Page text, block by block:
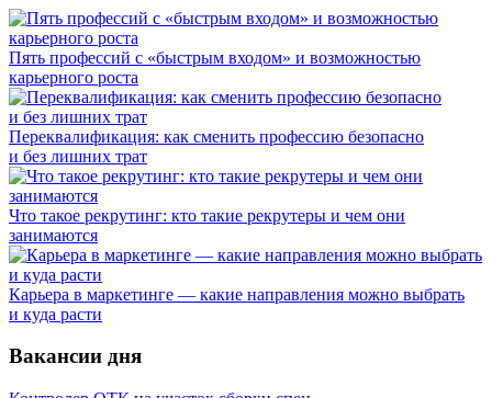
Пять профессий с «быстрым входом» и возможностью
карьерного роста
Переквалификация: как сменить профессию безопасно
и без лишних трат
Что такое рекрутинг: кто такие рекрутеры и чем они
занимаются
Карьера в маркетинге — какие направления можно выбрать
и куда расти
Вакансии дня